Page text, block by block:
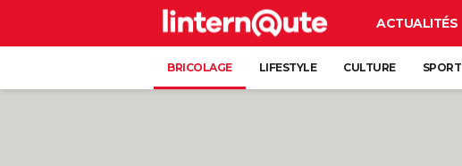
ACTUALITÉS
BRICOLAGE LIFESTYLE CULTURE SPORT